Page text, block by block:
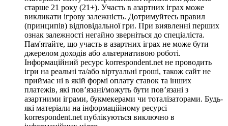
старше 21 року (21+). Участь в азартних іграх може
викликати ігрову залежність. Дотримуйтесь правил
(принципів) відповідальної гри. При виявленні перших
ознак залежності негайно зверніться до спеціаліста.
Пам'ятайте, що участь в азартних іграх не може бути
джерелом доходів або альтернативою роботі.
Інформаційний ресурс korrespondent.net не проводить
ігри на реальні та/або віртуальні гроші, також сайт не
приймає ні в якій формі оплату ставок та інших
платежів, які пов’язані/можуть бути пов’язані з
азартними іграми, букмекерами чи тоталізаторами. Будь-
які матеріали на інформаційному ресурсі
korrespondent.net публікуються виключно в